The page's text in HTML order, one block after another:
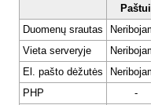
Paštui
Duomenų srautas
Vieta serveryje
El. pašto dėžutės
PHP
-